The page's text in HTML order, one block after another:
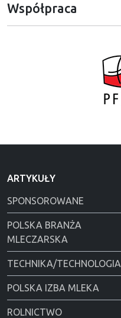
Współpraca
ARTYKUŁY
SPONSOROWANE
POLSKA BRANŻA
MLECZARSKA
TECHNIKA/TECHNOLOGIA
POLSKA IZBA MLEKA
ROLNICTWO